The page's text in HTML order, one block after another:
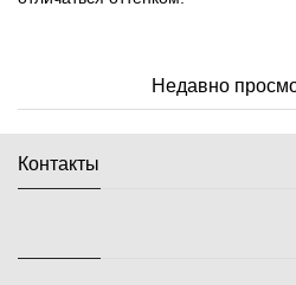
Недавно
Контакты